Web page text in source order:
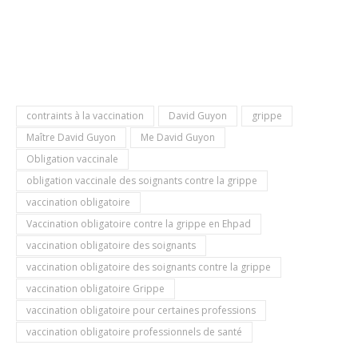
contraints à la vaccination David Guyon
grippe
Maître David Guyon
Me David Guyon
Obligation vaccinale
obligation vaccinale des soignants contre la grippe
vaccination obligatoire
Vaccination obligatoire contre la grippe en Ehpad
vaccination obligatoire des soignants
vaccination obligatoire des soignants contre la grippe
vaccination obligatoire Grippe
vaccination obligatoire pour certaines professions
vaccination obligatoire professionnels de santé